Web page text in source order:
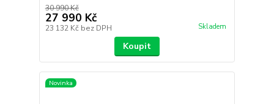
30 990 Kč
27 990 Kč
23 132 Kč bez DPH Skladem
Koupit
Novinka